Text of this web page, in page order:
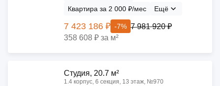
Квартира за 2 000 ₽/мес
Ещё
7 423 186 ₽ -7% 7 981 920 ₽
358 608 ₽ за м²
Cтудия, 20.7 м²
1.4 корпус, 6 секция, 13 этаж, №970